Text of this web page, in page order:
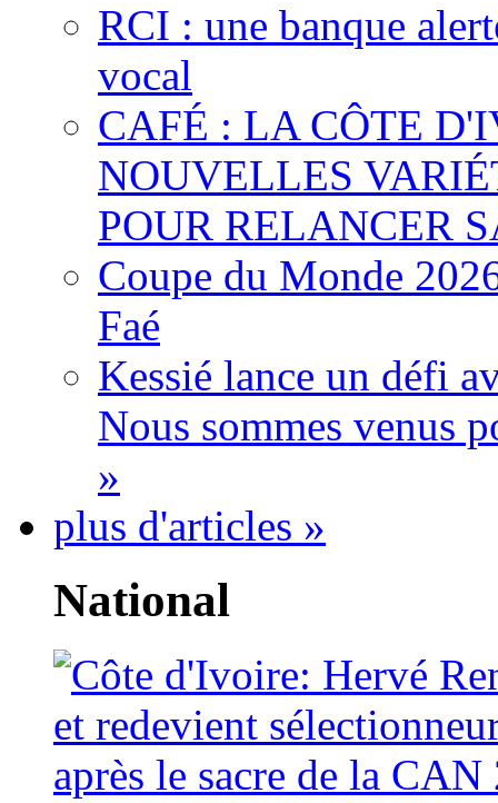
RCI : une banque
vocal
CAFÉ : LA CÔTE
NOUVELLES
POUR RELANCER
Coupe du Monde
Faé
Kessié lance un défi
Nous sommes venus
»
plus d'articles »
National